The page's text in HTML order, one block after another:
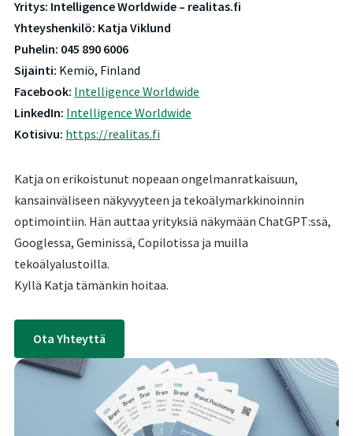
Yritys: Intelligence Worldwide – realitas.fi
Yhteyshenkilö: Katja Viklund
Puhelin: 045 890 6006
Sijainti: Kemiö, Finland
Facebook: Intelligence Worldwide
LinkedIn: Intelligence Worldwide
Kotisivu: https://realitas.fi
Katja on erikoistunut nopeaan ongelmanratkaisuun,
kansainväliseen näkyvyyteen ja tekoälymarkkinoinnin
optimointiin. Hän auttaa yrityksiä näkymään ChatGPT:ssä,
Googlessa, Geminissä, Copilotissa ja muilla
tekoälyalustoilla.
Kyllä Katja tämänkin hoitaa.
Ota Yhteyttä